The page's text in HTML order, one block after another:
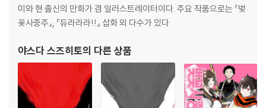
미와 현 출신의 만화가 겸 일러스트레이터이다. 주요 작품으로는 『벚
꽃사중주』, 『듀라라라!!』 삽화 외 다수가 있다.
야스다 스즈히토의 다른 상품